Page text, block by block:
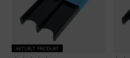
AKTUELT PRODUKT